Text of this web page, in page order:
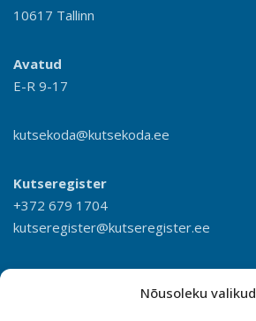
Nõusoleku valikud
10617 Tallinn
Avatud
E-R 9-17
kutsekoda@kutsekoda.ee
Kutseregister
+372 679 1704
kutseregister@kutseregister.ee